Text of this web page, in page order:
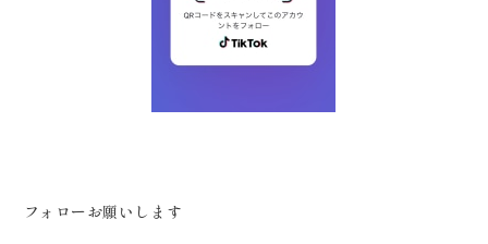
フォローお願いします